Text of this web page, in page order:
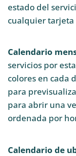
estado del
cualquier tarjeta
Calendario
servicios por
colores en cada
para
para abrir una
ordenada por
Calendario de